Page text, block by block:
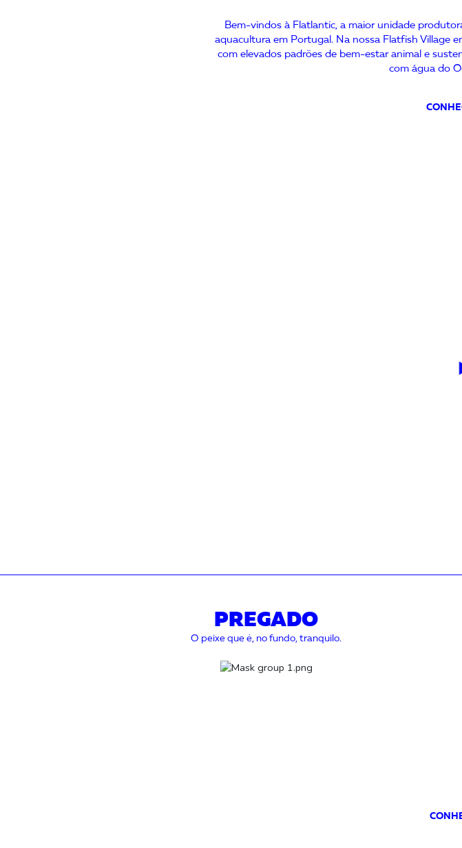
Bem-vindos à Flatlantic, a maior unidade
aquacultura em Portugal. Na nossa Flatfish Village
com elevados padrões de bem-estar animal e
com água do
PREGADO
O peixe que é, no fundo, tranquilo.